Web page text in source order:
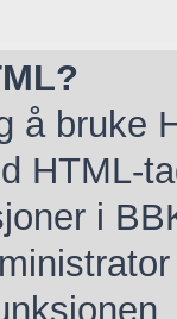
å bruke
HTML-
i